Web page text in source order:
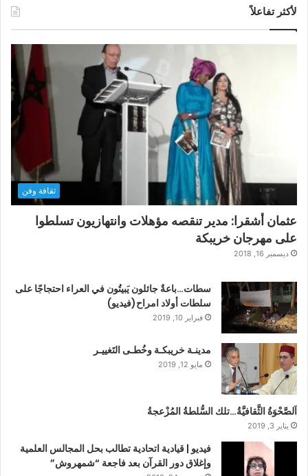
لأكثر تفاعلاً
ثقافة وفن
عثمان أشقرا: مدير تنقصه مؤهلات وانتهازيون تسلطوا
على مهرجان خريبكة
ديسمبر 16, 2018
سطات…باعةٌ جائلون يَبيتُون في العراء احتجاجًا على
سلطات أولاد امراح(فيديو)
فبراير 10, 2019
مدينـة خريبكـة وخُطـى التَغييـر
مايو 12, 2019
اَلصَّحْوَةُ الثَّقافيَّةُ…تلك السُّلطةُ المُزْعجةُ
يناير 3, 2019
فيديو | قيادية اتحادية تطالب بحل المجالس العلمية
وإغلاق دور القرآن بعد فاجعة “شمهروش”